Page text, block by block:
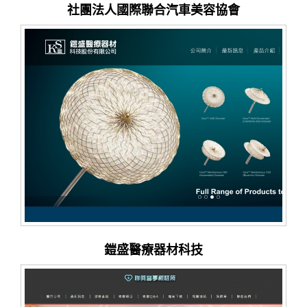
社團法人國際聯合汽車美容協會
鎧盛醫療器材科技